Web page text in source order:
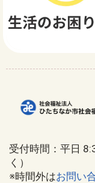
受付時間：平日
く）
※時間外はお問い